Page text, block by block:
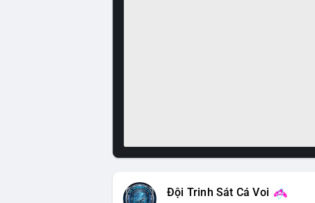
Đội Trinh Sát Cá Voi